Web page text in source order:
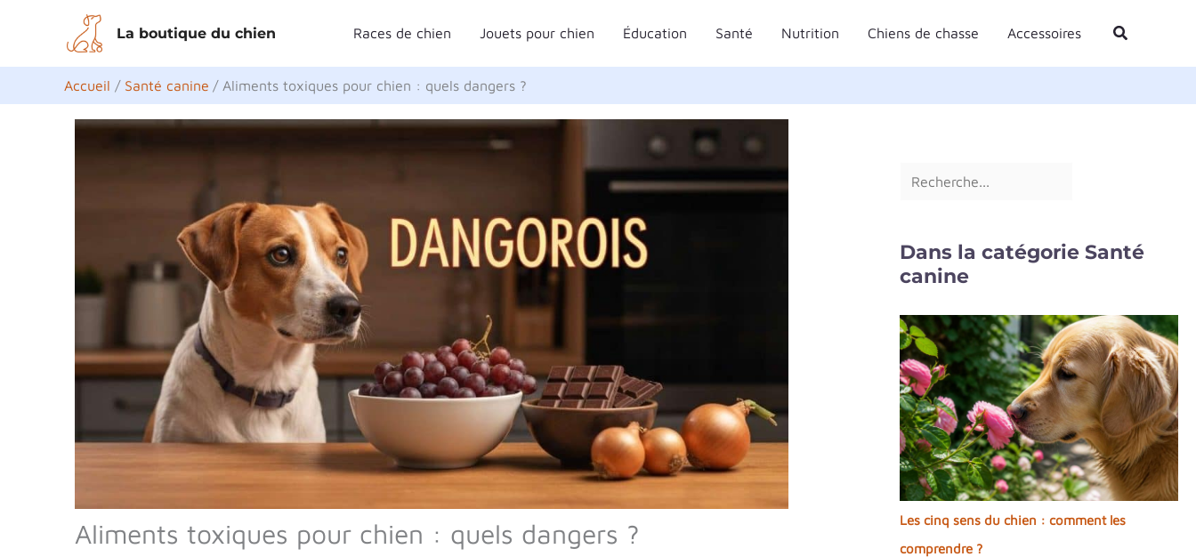
contenu
La boutique du chien Races de chien Jouets pour chien Éducation Santé Nutrition Chiens de chasse Accessoires Rechercher
Accueil Santé canine Aliments toxiques pour chien : quels dangers ?
Aliments toxiques pour chien : quels dangers ?
e
c
e
r
Dans la catégorie Santé
canine
Les cinq sens du chien : comment les
comprendre ?